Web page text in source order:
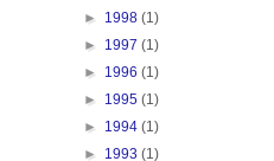
► 1998 (1)
► 1997 (1)
► 1996 (1)
► 1995 (1)
► 1994 (1)
► 1993 (1)